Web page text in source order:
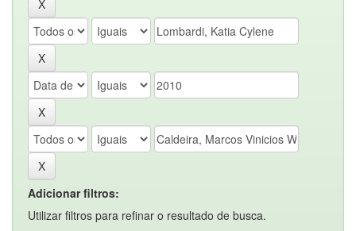
Adicionar filtros:
Utilizar filtros para refinar o resultado de busca.